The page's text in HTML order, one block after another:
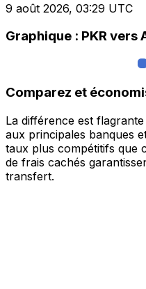
9 août 2026, 03:29 UTC
Graphique : PKR vers
Comparez et
La différence est
aux principales banques
taux plus compétitifs que
de frais cachés
transfert.